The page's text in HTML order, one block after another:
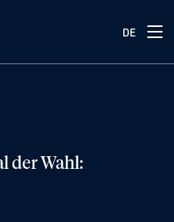
DE
der Wahl: